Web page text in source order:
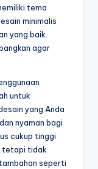
tema
minimalis
yang baik.
agar
untuk
yang Anda
nyaman bagi
cukup tinggi
tetapi tidak
seperti